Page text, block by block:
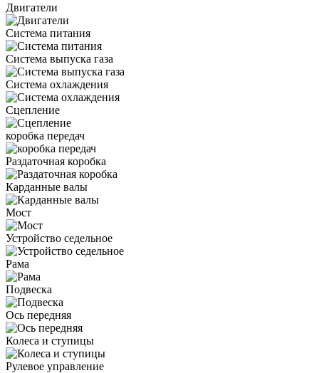
Двигатели
Система питания
Система выпуска газа
Система охлаждения
Сцепление
коробка передач
Раздаточная коробка
Карданные валы
Мост
Устройство седельное
Рама
Подвеска
Ось передняя
Колеса и ступицы
Рулевое управление